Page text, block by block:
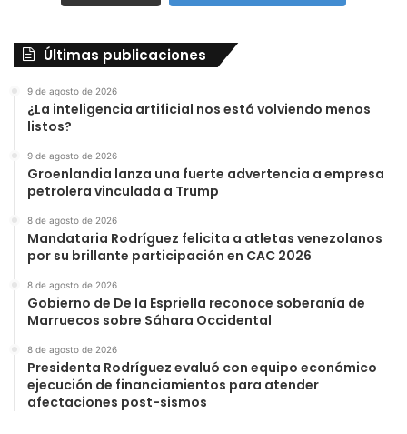
Últimas publicaciones
9 de agosto de 2026
¿La inteligencia artificial nos está volviendo menos
listos?
9 de agosto de 2026
Groenlandia lanza una fuerte advertencia a empresa
petrolera vinculada a Trump
8 de agosto de 2026
Mandataria Rodríguez felicita a atletas venezolanos
por su brillante participación en CAC 2026
8 de agosto de 2026
Gobierno de De la Espriella reconoce soberanía de
Marruecos sobre Sáhara Occidental
8 de agosto de 2026
Presidenta Rodríguez evaluó con equipo económico
ejecución de financiamientos para atender
afectaciones post-sismos